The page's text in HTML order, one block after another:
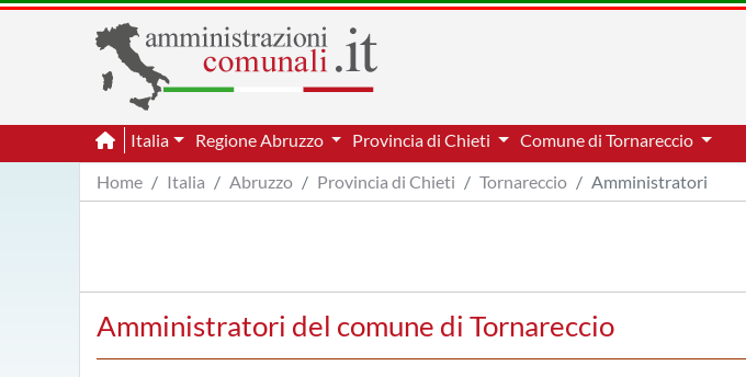
Italia Regione Abruzzo Provincia di Chieti Comune di Tornareccio
Home
Italia Abruzzo Provincia di Chieti Tornareccio Amministratori
Amministratori del comune di Tornareccio